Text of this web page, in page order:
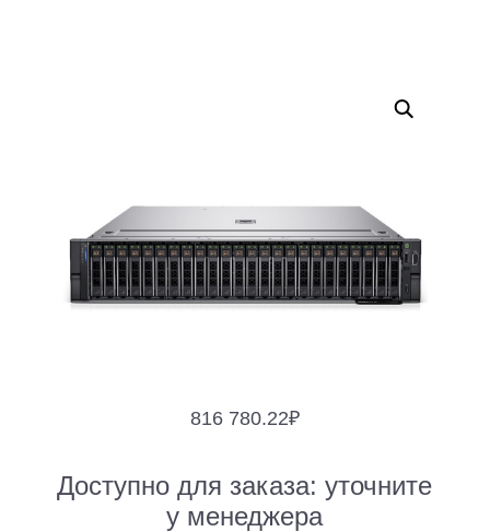
816 780.22₽
Доступно для заказа:уточните
у менеджера